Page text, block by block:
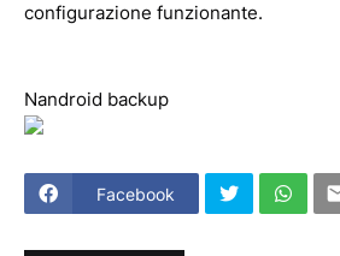
configurazione funzionante.
Nandroid backup
Facebook